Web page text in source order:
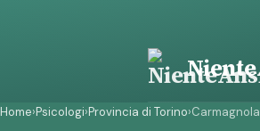
Home›Psicologi›Provincia di Torino›Carmagnola